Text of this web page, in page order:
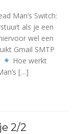
Man’s Switch:
als je een
wel een
Gmail SMTP
Hoe werkt
[…]
2/2